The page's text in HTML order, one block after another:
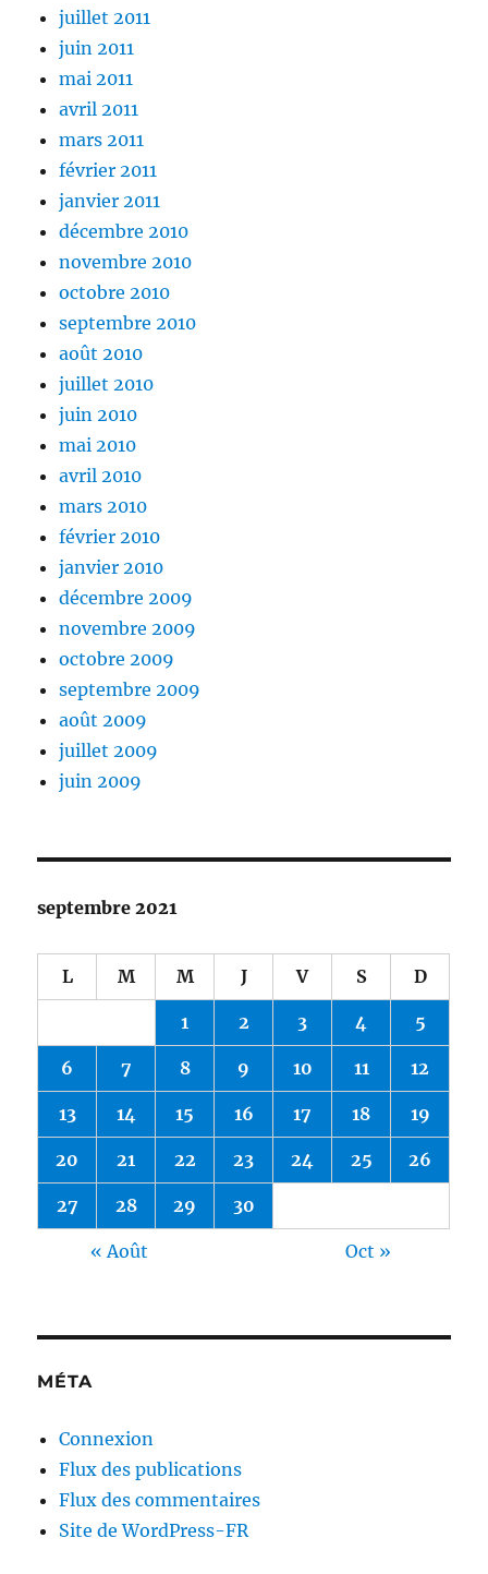
juillet 2011
juin 2011
mai 2011
avril 2011
mars 2011
février 2011
janvier 2011
décembre 2010
novembre 2010
octobre 2010
septembre 2010
août 2010
juillet 2010
juin 2010
mai 2010
avril 2010
mars 2010
février 2010
janvier 2010
décembre 2009
novembre 2009
octobre 2009
septembre 2009
août 2009
juillet 2009
juin 2009
septembre 2021
L M M J V S D
1 2 3 4 5
6 7 8 9 10 11 12
13 14 15 16 17 18 19
20 21 22 23 24 25 26
27 28 29 30
« Août Oct »
MÉTA
Connexion
Flux des publications
Flux des commentaires
Site de WordPress-FR